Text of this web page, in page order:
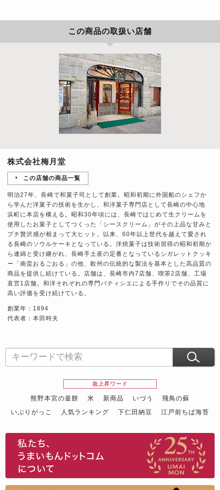
この商品の取扱い店舗
株式会社梅月堂
この店舗の商品一覧
明治27年、長崎で和菓子司として創業。昭和初期に外国船のシェフか
ら学んだ洋菓子の技術を生かし、和洋菓子専門店として長崎の中心地
浜町に本店を構える。昭和30年頃には、長崎ではじめて生クリームを
使用したお菓子としてつくった「シースクリーム」がその上品な甘みと
プチ贅沢感が相まって大ヒット。以来、60年以上世代を越えて愛され
る長崎のソウルケーキとなっている。洋焼菓子は技術習得の昭和初期か
ら連綿と受け継がれ、長崎手土産の定番となっているシガレットクッキ
ー「南蛮おるごおる」の他、欧州の伝統的な製法を基本とした高品質の
商品を提供し続けている。店舗は、長崎市内7店舗、喫茶2店舗、工場
直営1店舗。和洋それぞれの専門パティシエによる手作りでその品質に
高い評価を受け続けている。
創業年：1894
代表者：本田時夫
急上昇ワード
熊野本宮の釜餅 米 新商品 いづう
飛鳥の蘇
いぶりがっこ
人気ランキング 下仁田納豆
江戸前ちば海苔